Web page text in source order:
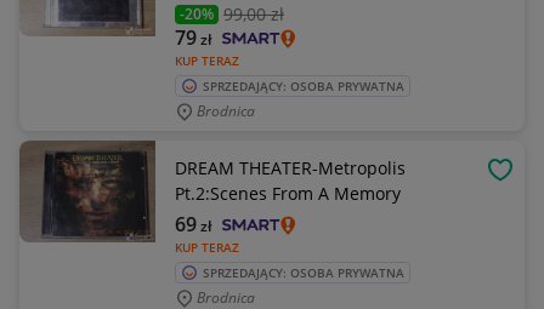
-20% 99,00 zł
KUP TERAZ
79zł
SPRZEDAJĄCY: OSOBA PRYWATNA
Brodnica
DREAM THEATER-Metropolis
Pt.2:Scenes From A Memory
KUP TERAZ
69zł
SPRZEDAJĄCY: OSOBA PRYWATNA
Brodnica